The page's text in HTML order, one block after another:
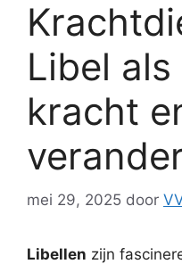
Libel
kracht
mei 29, 2025 door
Libellen zijn